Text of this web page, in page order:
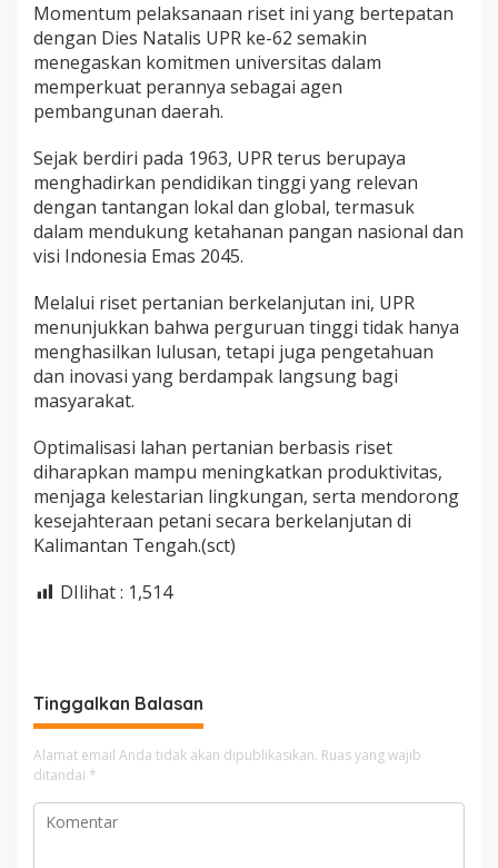
Momentum pelaksanaan riset ini yang bertepatan
dengan Dies Natalis UPR ke-62 semakin
menegaskan komitmen universitas dalam
memperkuat perannya sebagai agen
pembangunan daerah.
Sejak berdiri pada 1963, UPR terus berupaya
menghadirkan pendidikan tinggi yang relevan
dengan tantangan lokal dan global, termasuk
dalam mendukung ketahanan pangan nasional dan
visi Indonesia Emas 2045.
Melalui riset pertanian berkelanjutan ini, UPR
menunjukkan bahwa perguruan tinggi tidak hanya
menghasilkan lulusan, tetapi juga pengetahuan
dan inovasi yang berdampak langsung bagi
masyarakat.
Optimalisasi lahan pertanian berbasis riset
diharapkan mampu meningkatkan produktivitas,
menjaga kelestarian lingkungan, serta mendorong
kesejahteraan petani secara berkelanjutan di
Kalimantan Tengah.(sct)
DIlihat : 1,514
Tinggalkan Balasan
Alamat email Anda tidak akan dipublikasikan. Ruas yang wajib
ditandai *